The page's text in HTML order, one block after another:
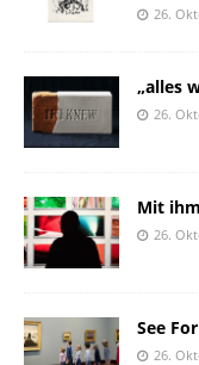
26.
„alles
26.
Mit
26.
See
26.